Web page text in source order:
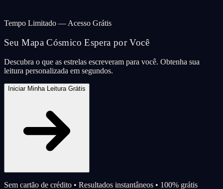
Tempo Limitado — Acesso Grátis
Seu Mapa Cósmico Espera por Você
Descubra o que as estrelas escreveram para você. Obtenha sua
leitura personalizada em segundos.
Iniciar Minha Leitura Grátis
Sem cartão de crédito • Resultados instantâneos • 100% grátis